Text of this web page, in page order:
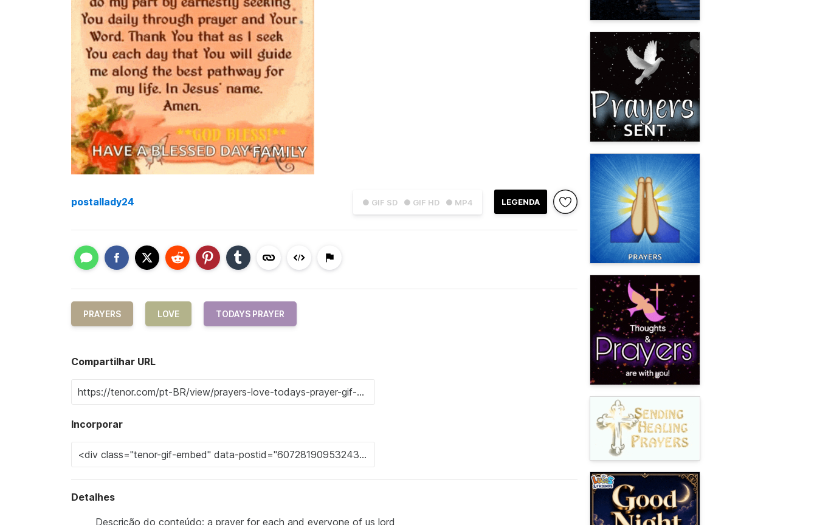
● GIF SD ● GIF HD ● MP4 LEGENDA
postallady24
PRAYERS LOVE TODAYS PRAYER
Compartilhar URL
Incorporar
Detalhes
Descrição do conteúdo: a prayer for each and everyone of us lord